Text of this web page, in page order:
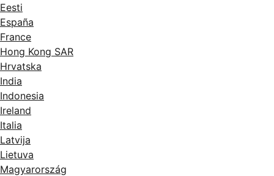
Eesti
España
France
Hong Kong SAR
Hrvatska
India
Indonesia
Ireland
Italia
Latvija
Lietuva
Magyarország